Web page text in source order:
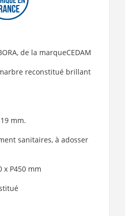
de la marqueCEDAM
reconstitué brillant
mm.
sanitaires, à adosser
x P450 mm